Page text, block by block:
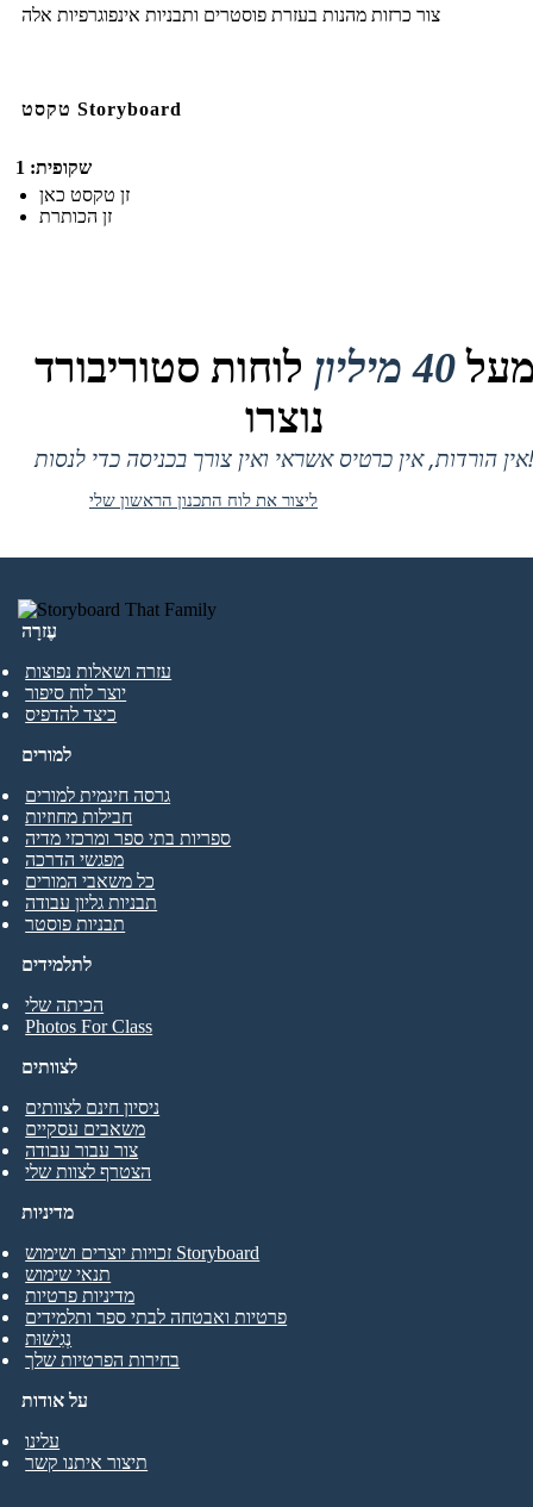
צור כרזות מהנות בעזרת פוסטרים ותבניות אינפוגרפיות אלה
טקסט Storyboard
שקופית: 1
זן טקסט כאן
זן הכותרת
40 מיליון
לוחות סטוריבורד
נוצרו
אין הורדות, אין כרטיס אשראי ואין צורך בכניסה כדי לנסות!
ליצור את לוח התכנון הראשון שלי
עֶזרָה
עזרה ושאלות נפוצות
יוצר לוח סיפור
כיצד להדפיס
לתלמידים
הכיתה שלי
Photos For Class
למורים
גרסה חינמית למורים
חבילות מחוזיות
ספריות בתי ספר ומרכזי מדיה
מפגשי הדרכה
כל משאבי המורים
תבניות גליון עבודה
תבניות פוסטר
לצוותים
ניסיון חינם לצוותים
משאבים עסקיים
צור עבור עבודה
הצטרף לצוות שלי
על אודות
עלינו
תיצור איתנו קשר
מדיניות
זכויות יוצרים ושימוש Storyboard
תנאי שימוש
מדיניות פרטיות
פרטיות ואבטחה לבתי ספר ותלמידים
נְגִישׁוּת
בחירות הפרטיות שלך